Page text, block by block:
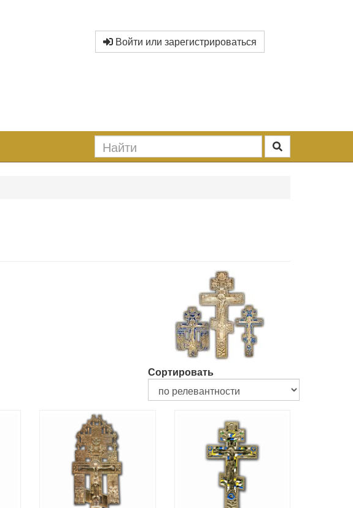
Войти или зарегистрироваться
Сортировать